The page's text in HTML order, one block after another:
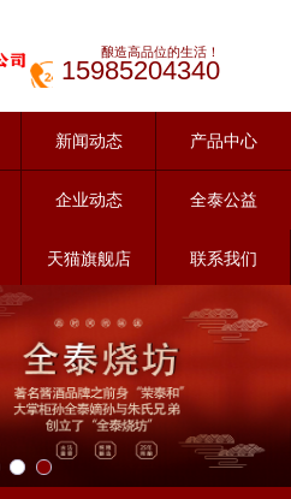
酿造高品位的生活！
15985204340
新闻动态 产品中心
企业动态 全泰公益
天猫旗舰店 联系我们